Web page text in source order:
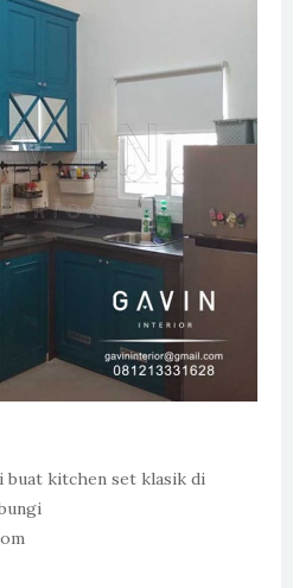
buat kitchen set klasik di